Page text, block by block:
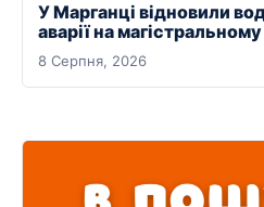
У Марганці відновили
аварії на
8 Серпня, 2026